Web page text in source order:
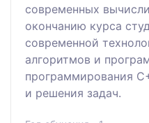
современных
окончанию курса
современной
алгоритмов и
программирования
и решения задач.